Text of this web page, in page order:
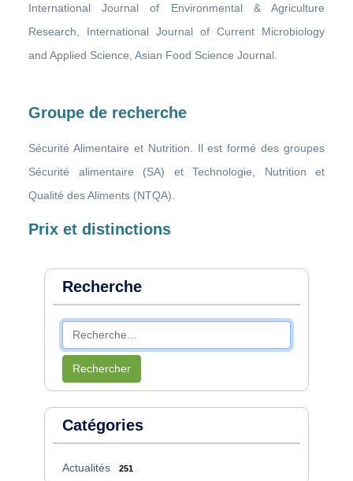
International Journal of Environmental & Agriculture
Research, International Journal of Current Microbiology
and Applied Science, Asian Food Science Journal.
Groupe de recherche
Sécurité Alimentaire et Nutrition. Il est formé des groupes
Sécurité alimentaire (SA) et Technologie, Nutrition et
Qualité des Aliments (NTQA).
Prix et distinctions
Recherche
Rechercher
Catégories
Actualités 251